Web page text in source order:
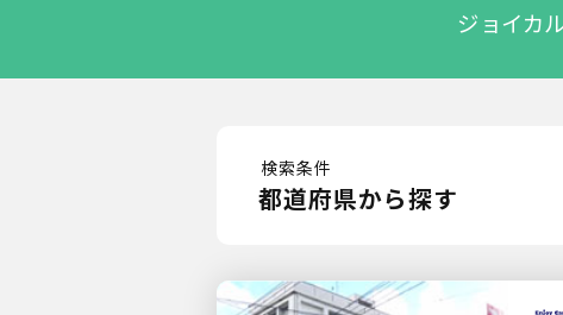
ジョイカ
検索条件
都道府県から探す